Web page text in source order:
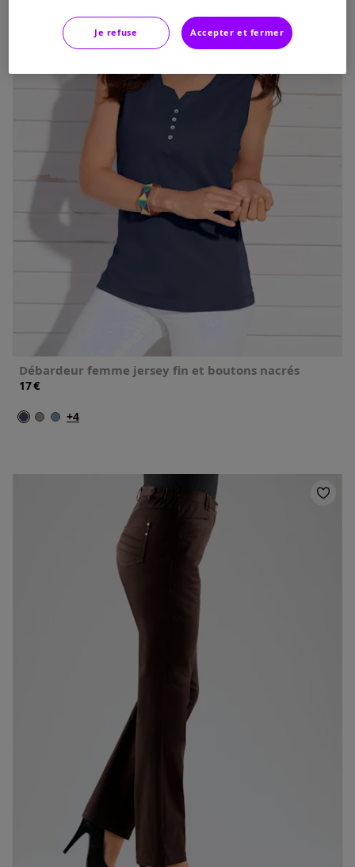
Débardeur femme jersey fin et boutons nacrés
17€
+4
Je refuse Accepter et fermer